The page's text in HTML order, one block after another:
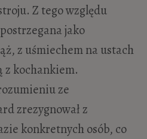
Z tego względu
jako
z uśmiechem na ustach
z kochankiem.
ze
zrezygnował z
konkretnych osób, co